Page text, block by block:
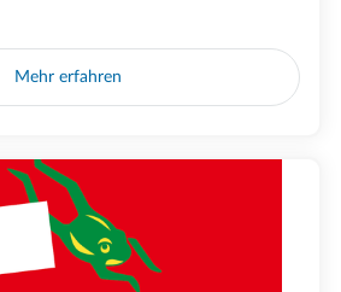
Mehr erfahren